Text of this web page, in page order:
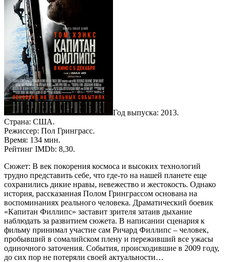
Год выпуска: 2013.
Страна: США.
Режиссер: Пол Гринграсс.
Время: 134 мин.
Рейтинг IMDb: 8,30.
Сюжет: В век покорения космоса и высоких технологий
трудно представить себе, что где-то на нашей планете еще
сохранились дикие нравы, невежество и жестокость. Однако
история, рассказанная Полом Гринграссом основана на
воспоминаниях реального человека. Драматический боевик
«Капитан Филлипс» заставит зрителя затаив дыхание
наблюдать за развитием сюжета. В написании сценария к
фильму принимал участие сам Ричард Филлипс – человек,
пробывший в сомалийском плену и переживший все ужасы
одиночного заточения. События, происходившие в 2009 году,
до сих пор не потеряли своей актуальности…